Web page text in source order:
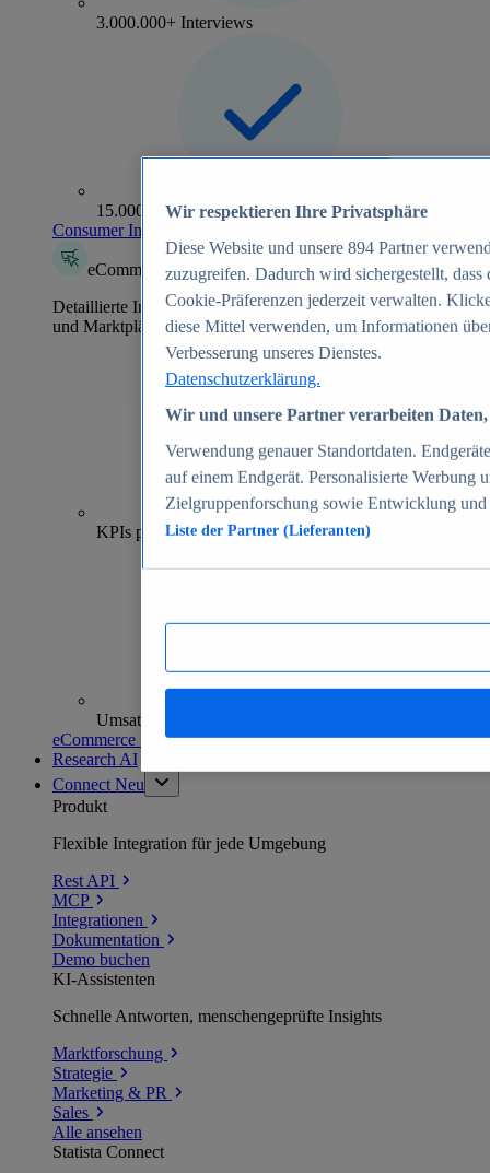
3.000.000+ Interviews
15.000+ Marken
Consumer Insights entdecken
eCommerce Insights
Detaillierte Informationen zu mehr als 39.000 Online-Shops
und Marktplätzen
70+
KPIs pro Shop
Umsatzanalysen und -prognosen
eCommerce Insights entdecken
Research AI
Connect Neu
Produkt
Flexible Integration für jede Umgebung
Rest API
MCP
Integrationen
Dokumentation
Demo buchen
KI-Assistenten
Schnelle Antworten, menschengeprüfte Insights
Marktforschung
Strategie
Marketing & PR
Sales
Alle ansehen
Statista Connect
Wir respektieren Ihre Privatsphäre
Diese Website und unsere 894 Partner
zuzugreifen. Dadurch wird sichergestellt,
Cookie-Präferenzen jederzeit verwalten.
diese Mittel verwenden, um Informationen
Verbesserung unseres Dienstes.
Datenschutzerklärung.
Wir und unsere Partner verarbeiten
Verwendung genauer Standortdaten.
auf einem Endgerät. Personalisierte Werbung
Zielgruppenforschung sowie Entwicklung
Liste der Partner (Lieferanten)